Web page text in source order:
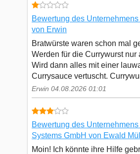
Bewertung des Unternehmens
von Erwin
Bratwürste waren schon mal
Werden für die Currywurst nur
Wird dann alles mit einer
Currysauce vertuscht.
Erwin 04.08.2026 01:01
Bewertung des Unternehmens
Systems GmbH von Ewald
Moin! Ich könnte ihre Hilfe